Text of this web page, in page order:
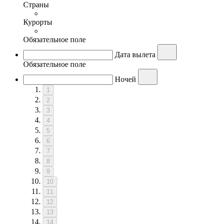
Страны
Курорты
Обязательное поле
Дата вылета
Обязательное поле
Ночей
1
2
3
4
5
6
7
8
9
10
11
12
13
14